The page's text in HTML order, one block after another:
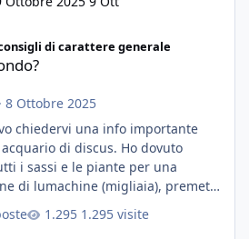
di carattere generale
· 8 Ottobre 2025
chiedervi una info importante
di discus. Ho dovuto
i sassi e le piante per una
di lumachine (migliaia), premetto
8 coridoras, e una ventina di
tre pulitori in una vasca con 200
1.295 visite